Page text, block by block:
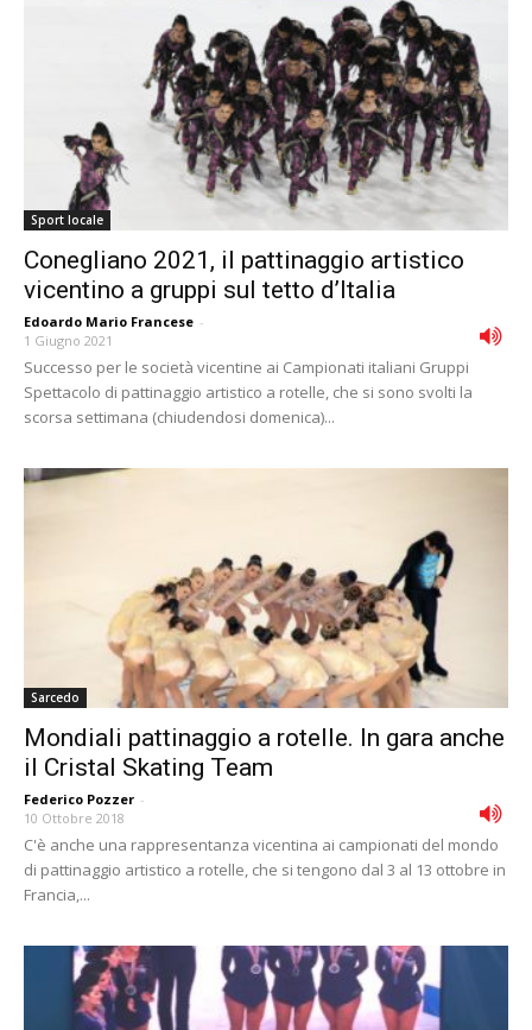
Sport locale
Conegliano 2021, il pattinaggio artistico
vicentino a gruppi sul tetto d’Italia
Edoardo Mario Francese -
1 Giugno 2021
Successo per le società vicentine ai Campionati italiani Gruppi
Spettacolo di pattinaggio artistico a rotelle, che si sono svolti la
scorsa settimana (chiudendosi domenica)...
Sarcedo
Mondiali pattinaggio a rotelle. In gara anche
il Cristal Skating Team
Federico Pozzer -
10 Ottobre 2018
C'è anche una rappresentanza vicentina ai campionati del mondo
di pattinaggio artistico a rotelle, che si tengono dal 3 al 13 ottobre in
Francia,...